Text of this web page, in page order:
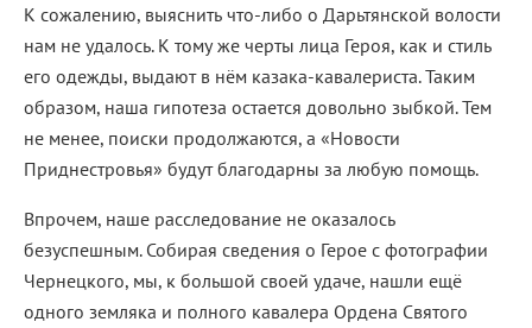
К сожалению, выяснить что-либо о Дарьтянской волости
нам не удалось. К тому же черты лица Героя, как и стиль
его одежды, выдают в нём казака-кавалериста. Таким
образом, наша гипотеза остается довольно зыбкой. Тем
не менее, поиски продолжаются, а «Новости
Приднестровья» будут благодарны за любую помощь.
Впрочем, наше расследование не оказалось
безуспешным. Собирая сведения о Герое с фотографии
Чернецкого, мы, к большой своей удаче, нашли ещё
одного земляка и полного кавалера Ордена Святого